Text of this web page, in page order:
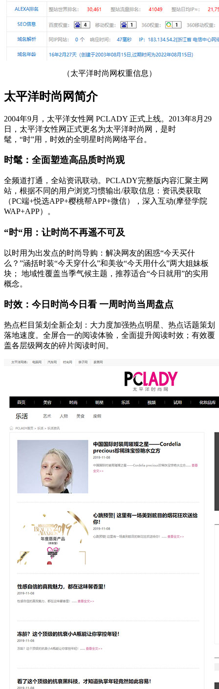
（太平洋时尚网权重信息）
太平洋时尚网简介
2004年9月，太平洋女性网 PCLADY 正式上线。2013年8月29
日，太平洋女性网正式更名为太平洋时尚网，是时
髦，“时”用，时效的全明星时尚网络平台。
时髦：全面塑造高品质时尚观
全频道打通，全站资讯联动。PCLADY完整版内容汇聚主网
站，根据不同的用户浏览习惯输出/获取信息：资讯类获取
（PC端+悦选APP+樱桃帮APP+微信），深入互动(摩登学院
WAP+APP）。
“时“用：让时尚不再遥不可及
以时用为出发点的时尚导购：解决网友的困惑“今天买什
么？”涵括时装“今天穿什么”和美妆“今天用什么”两大姐妹板
块； 地域性覆盖当季气候主题，推荐适合“今日就用”的实用
概念。
时效：今日时尚今日看 一周时尚当周盘点
热点栏目策划全新企划：大力度加强热点明星、热点话题策划
落地速度。全屏合一的阅读体验，全面提升阅读时效；有效覆
盖各层级网友的碎片阅读时间。